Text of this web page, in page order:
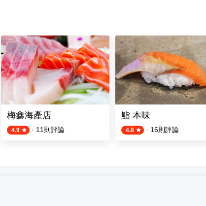
梅鑫海產店
4.9 · 11 則評論
鮨 本味
4.8 · 16則評論